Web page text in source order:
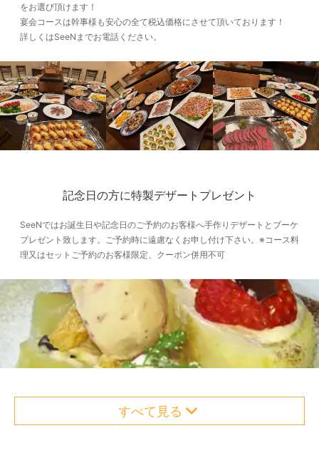
をお選び頂けます！
宴会コースは幹事様も安心の全て税込価格にさせて頂いております！
詳しくはSeeNまでお電話ください。
記念日の方に特製デザートプレゼント
SeeNではお誕生日や記念日のご予約のお客様へ手作りデザートとブーケ
プレゼント致します。ご予約時に遠慮なくお申し付け下さい。※コース料
理又はセットご予約のお客様限定、クーポン併用不可
すべて見る